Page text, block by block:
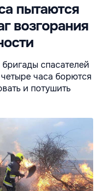
пытаются
возгорания
спасателей
часа борются
и потушить